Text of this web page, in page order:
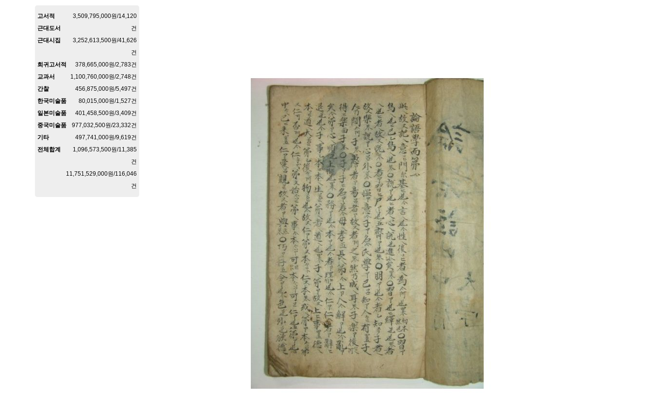
고서적
3,509,795,000원/14,120
건
근대도서
3,252,613,500원/41,626
건
근대시집
378,665,000원/2,783건
희귀고서적
1,100,760,000원/2,748건
교과서
456,875,000원/5,497건
간찰
80,015,000원/1,527건
한국미술품
401,458,500원/3,409건
일본미술품
977,032,500원/23,332건
중국미술품
497,741,000원/9,619건
기타
1,096,573,500원/11,385
건
전체합계
11,751,529,000원/116,046
건